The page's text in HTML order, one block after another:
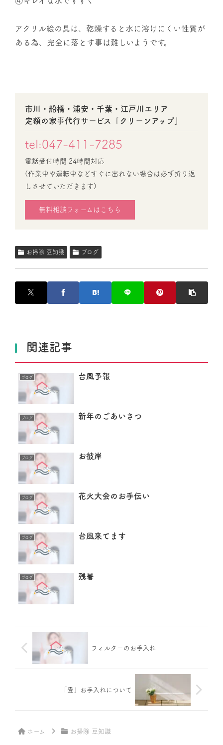
アクリル絵の具は、乾燥すると水に溶けにくい性質が
ある為、完全に落とす事は難しいようです。
市川・船橋・浦安・千葉・江戸川エリア
定額の家事代行サービス「クリーンアップ」
tel:047-411-7285
電話受付時間 24時間対応
(作業中や運転中などすぐに出れない場合は必ず折り返
しさせていただきます)
無料相談フォームはこちら
お掃除 豆知識 ブログ
関連記事
ブログ 台風予報
ブログ 新年のごあいさつ
ブログ お彼岸
ブログ 花火大会のお手伝い
ブログ 台風来てます
ブログ 残暑
フィルターのお手入れ
「畳」お手入れについて
ホーム お掃除 豆知識